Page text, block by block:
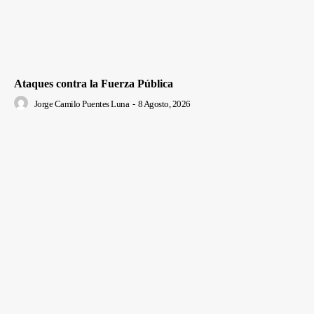
Ataques contra la Fuerza Pública
Jorge Camilo Puentes Luna - 8 Agosto, 2026